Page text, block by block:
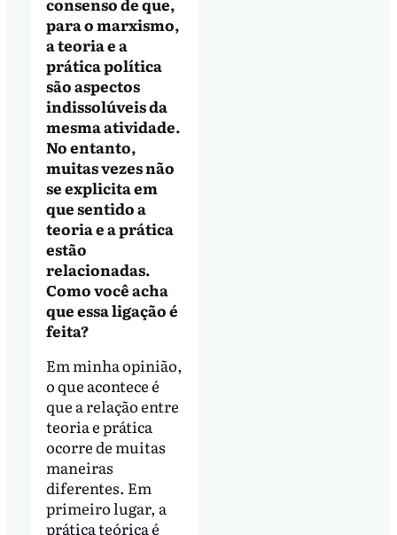
para o marxismo,
a teoria e a
prática política
são aspectos
indissolúveis da
mesma atividade.
No entanto,
muitas vezes não
se explicita em
que sentido a
teoria e a prática
estão
relacionadas.
Como você acha
que essa ligação é
feita?
Em minha opinião,
o que acontece é
que a relação entre
teoria e prática
ocorre de muitas
maneiras
diferentes. Em
primeiro lugar, a
prática teórica é